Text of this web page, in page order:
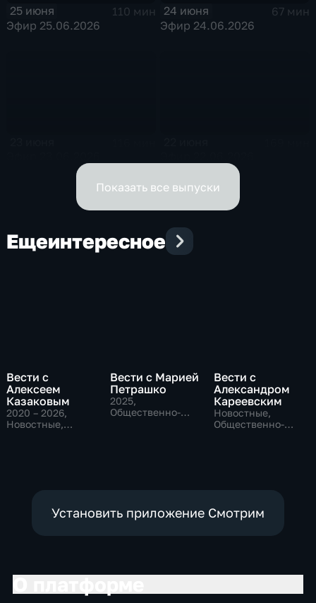
25 июня
110 мин
Эфир 25.06.2026
24 июня
67 мин
Эфир 24.06.2026
Показать все выпуски
Ещеинтересное
Вести с
Алексеем
Казаковым
2020 – 2026,
Новостные,
Вести с Марией
Петрашко
2025,
Общественно-
Вести с
Александром
Кареевским
Новостные,
Общественно-
Установить приложение Смотрим